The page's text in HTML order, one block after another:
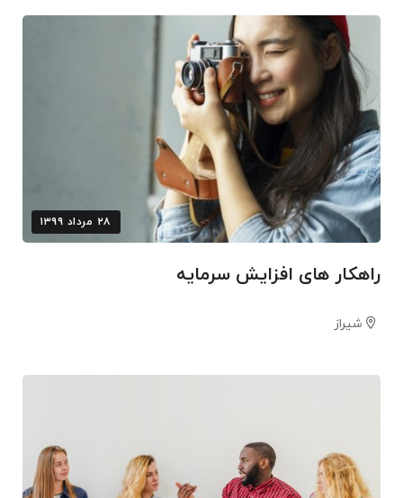
۲۸ مرداد ۱۳۹۹
راهکار های افزایش سرمایه
شیراز